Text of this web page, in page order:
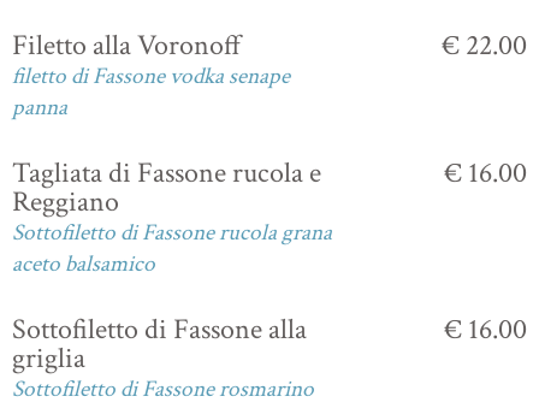
Filetto alla Voronoff
filetto di Fassone vodka senape
panna
€ 22.00
Tagliata di Fassone rucola e
Reggiano
Sottofiletto di Fassone rucola grana
aceto balsamico
€ 16.00
Sottofiletto di Fassone alla
griglia
Sottofiletto di Fassone rosmarino
€ 16.00